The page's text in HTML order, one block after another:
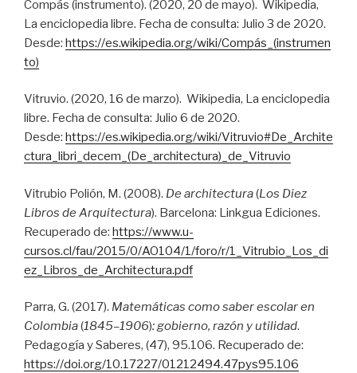
Compás (instrumento). (2020, 20 de mayo). Wikipedia,
La enciclopedia libre. Fecha de consulta: Julio 3 de 2020.
Desde: https://es.wikipedia.org/wiki/Compás_(instrumen
to)
Vitruvio. (2020, 16 de marzo). Wikipedia, La enciclopedia
libre. Fecha de consulta: Julio 6 de 2020.
Desde: https://es.wikipedia.org/wiki/Vitruvio#De_Archite
ctura_libri_decem_(De_architectura)_de_Vitruvio
Vitrubio Polión, M. (2008). De architectura(Los Diez
Libros de Arquitectura). Barcelona: Linkgua Ediciones.
Recuperado de: https://www.u-
cursos.cl/fau/2015/0/AO104/1/foro/r/1_Vitrubio_Los_di
ez_Libros_de_Architectura.pdf
Parra, G. (2017). Matemáticas como saber escolar en
Colombia(1845–1906): gobierno, razón y utilidad.
Pedagogía y Saberes, (47), 95.106. Recuperado de:
https://doi.org/10.17227/01212494.47pys95.106